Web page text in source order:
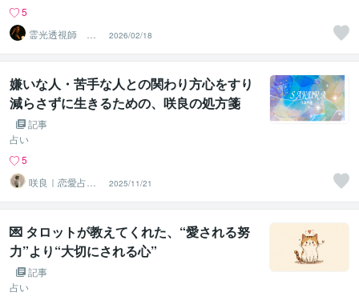
5
霊光透視師 け
い
2026/02/18
嫌いな人・苦手な人との関わり方心をすり
減らさずに生きるための、咲良の処方箋
記事
占い
5
咲良｜恋愛占い
心導師
2025/11/21
💌 タロットが教えてくれた、“愛される努
力”より“大切にされる心”
記事
占い